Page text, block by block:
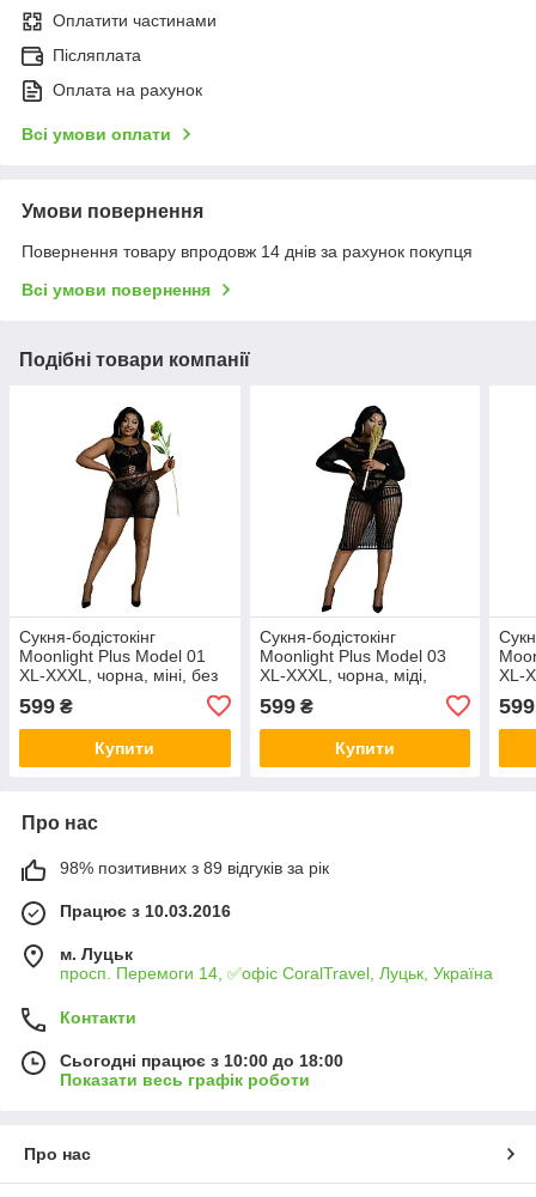
Оплатити частинами
Післяплата
Оплата на рахунок
Всі умови оплати
Умови повернення
Повернення товару впродовж 14 днів за рахунок покупця
Всі умови повернення
Подібні товари компанії
Сукня-бодістокінг
Moonlight Plus Model 01
XL-XXXL, чорна, міні, без
599 ₴
Купити
Сукня-бодістокінг
Moonlight Plus Model 03
XL-XXXL, чорна, міді,
599₴
Купити
XL-
599
Про нас
98% позитивних з 89 відгуків за рік
Працює з 10.03.2016
м. Луцьк
просп. Перемоги 14, ✅офіс CoralTravel, Луцьк, Україна
Контакти
Сьогодні працює з 10:00 до 18:00
Показати весь графік роботи
Про нас